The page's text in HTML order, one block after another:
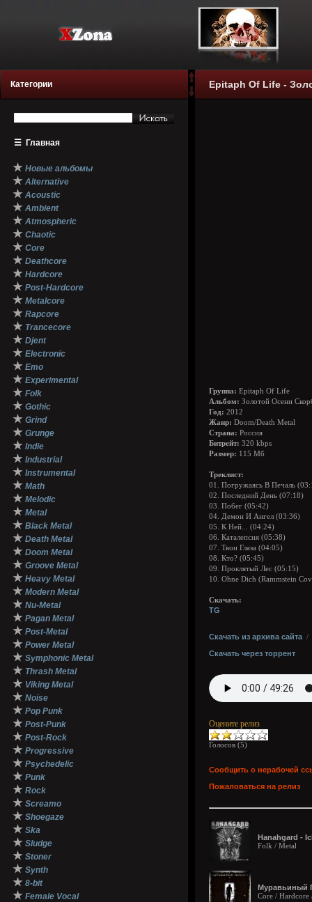
Категории
☰ Главная
★ Новые альбомы
★ Alternative
★ Acoustic
★ Ambient
★ Atmospheric
★ Chaotic
★ Core
★ Deathcore
★ Hardcore
★ Post-Hardcore
★ Metalcore
★ Rapcore
★ Trancecore
★ Djent
★ Electronic
★ Emo
★ Experimental
★ Folk
★ Gothic
★ Grind
★ Grunge
★ Indie
★ Industrial
★ Instrumental
★ Math
★ Melodic
★ Metal
★ Black Metal
★ Death Metal
★ Doom Metal
★ Groove Metal
★ Heavy Metal
★ Modern Metal
★ Nu-Metal
★ Pagan Metal
★ Post-Metal
★ Power Metal
★ Symphonic Metal
★ Thrash Metal
★ Viking Metal
★ Noise
★ Pop Punk
★ Post-Punk
★ Post-Rock
★ Progressive
★ Psychedelic
★ Punk
★ Rock
★ Screamo
★ Shoegaze
★ Ska
★ Sludge
★ Stoner
★ Synth
★ 8-bit
★ Female Vocal
Epitaph Of Life -
Группа: Epitaph Of Life
Альбом: Золотой Осени
Год: 2012
Жанр: Doom/Death Metal
Страна: Россия
Битрейт: 320 kbps
Размер: 115 Мб
Треклист:
01. Погружаясь В Печаль
02. Последний День (07:18)
03. Побег (05:42)
04. Демон И Ангел (03:36)
05. К Ней... (04:24)
06. Каталепсия (05:38)
07. Твои Глаза (04:05)
08. Кто? (05:45)
09. Проклятый Лес (05:15)
10. Ohne Dich (Rammstein
Скачать:
TG
Скачать из архива сайта /
Скачать через торрент
Оцените релиз
Голосов (5)
Сообщить о нерабочей
Пожаловаться на релиз
Hanahgard -
Folk / Metal
Муравьиный
Core /